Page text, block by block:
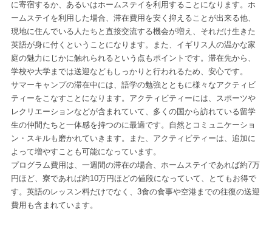
に寄宿するか、あるいはホームステイを利用することになります。ホ
ームステイを利用した場合、滞在費用を安く抑えることが出来る他、
現地に住んでいる人たちと直接交流する機会が増え、それだけ生きた
英語が身に付くということになります。また、イギリス人の温かな家
庭の魅力にじかに触れられるという点もポイントです。滞在先から、
学校や大学までは送迎などもしっかりと行われるため、安心です。
サマーキャンプの滞在中には、語学の勉強とともに様々なアクティビ
ティーをこなすことになります。アクティビティーには、スポーツや
レクリエーションなどが含まれていて、多くの国から訪れている留学
生の仲間たちと一体感を持つのに最適です。自然とコミュニケーショ
ン・スキルも磨かれていきます。また、アクティビティーは、追加に
よって増やすことも可能になっています。
プログラム費用は、一週間の滞在の場合、ホームステイであれば約7万
円ほど、寮であれば約10万円ほどの値段になっていて、とてもお得で
す。英語のレッスン料だけでなく、3食の食事や空港までの往復の送迎
費用も含まれています。